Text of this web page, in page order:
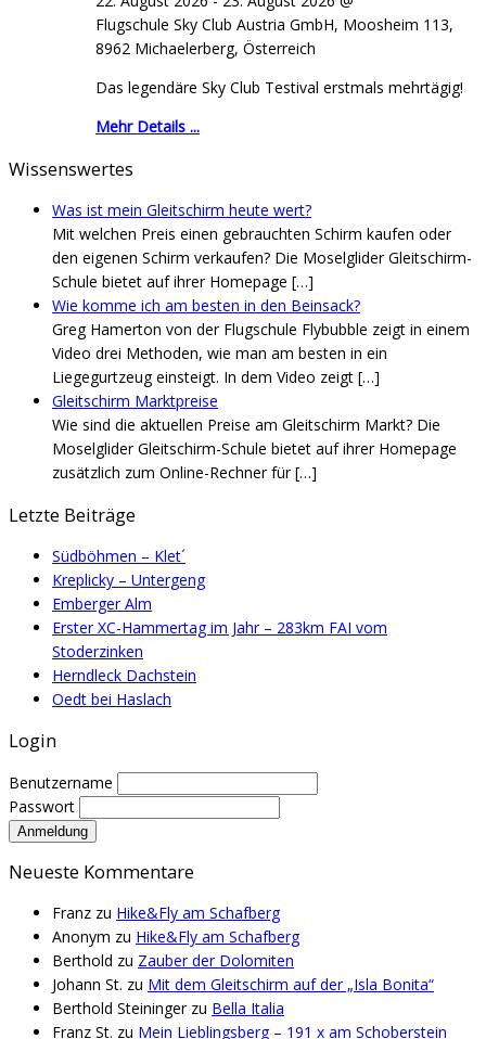
Flugschule Sky Club Austria GmbH, Moosheim 113,
8962 Michaelerberg, Österreich
Das legendäre Sky Club Testival erstmals mehrtägig!
Mehr Details ...
Wissenswertes
Was ist mein Gleitschirm heute wert?
Mit welchen Preis einen gebrauchten Schirm kaufen oder
den eigenen Schirm verkaufen? Die Moselglider Gleitschirm-
Schule bietet auf ihrer Homepage […]
Wie komme ich am besten in den Beinsack?
Greg Hamerton von der Flugschule Flybubble zeigt in einem
Video drei Methoden, wie man am besten in ein
Liegegurtzeug einsteigt. In dem Video zeigt […]
Gleitschirm Marktpreise
Wie sind die aktuellen Preise am Gleitschirm Markt? Die
Moselglider Gleitschirm-Schule bietet auf ihrer Homepage
zusätzlich zum Online-Rechner für[…]
Letzte Beiträge
Südböhmen – Klet´
Kreplicky – Untergeng
Emberger Alm
Erster XC-Hammertag im Jahr – 283km FAI vom
Stoderzinken
Herndleck Dachstein
Oedt bei Haslach
Login
Benutzername
Passwort
Neueste Kommentare
Franz zu Hike&Fly am Schafberg
Anonym zu Hike&Fly am Schafberg
Berthold zu Zauber der Dolomiten
Johann St. zu Mit dem Gleitschirm auf der „Isla Bonita“
Berthold Steiningerzu Bella Italia
Franz St. zu Mein Lieblingsberg – 191 x am Schoberstein